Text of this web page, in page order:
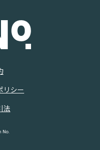
リシー
法
No.